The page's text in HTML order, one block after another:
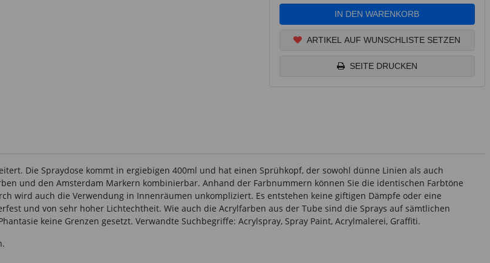
IN DEN WARENKORB
ARTIKEL AUF WUNSCHLISTE SETZEN
SEITE DRUCKEN
Die Spraydose kommt in ergiebigen 400ml und hat einen Sprühkopf, der sowohl dünne Linien als auch
und den Amsterdam Markern kombinierbar. Anhand der Farbnummern können Sie die identischen Farbtöne
wird auch die Verwendung in Innenräumen unkompliziert. Es entstehen keine giftigen Dämpfe oder eine
und von sehr hoher Lichtechtheit. Wie auch die Acrylfarben aus der Tube sind die Sprays auf sämtlichen
keine Grenzen gesetzt. Verwandte Suchbegriffe: Acrylspray, Spray Paint, Acrylmalerei, Graffiti.